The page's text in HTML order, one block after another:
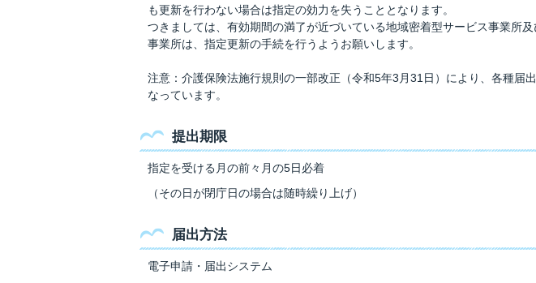
も更新を行わない場合は指定の効力を失うこととなります。
つきましては、有効期間の満了が近づいている地域密着型サービス事業所
事業所は、指定更新の手続を行うようお願いします。
注意：介護保険法施行規則の一部改正（令和5年3月31日）により、各種届
なっています。
提出期限
指定を受ける月の前々月の5日必着
（その日が閉庁日の場合は随時繰り上げ）
届出方法
電子申請・届出システム